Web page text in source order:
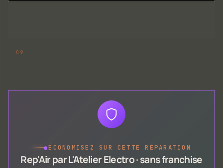
●ÉCONOMISEZ SUR CETTE RÉPARATION
Rep'Air par L'Atelier Electro · sans franchise